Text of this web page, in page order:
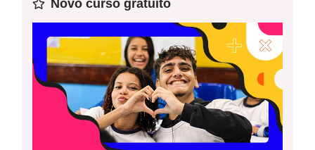
Reconstituição facial de Luzia
Palavras-chave:Luzia; povo de Lagoa Santa;
povoamento da América.
Novo curso gratuito